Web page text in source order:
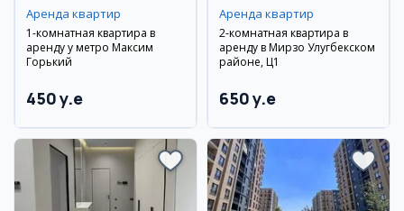
Аренда квартир
1-комнатная квартира в
аренду у метро Максим
Горький
450 y.e
Аренда квартир
2-комнатная квартира в
аренду в Мирзо Улугбекском
районе, Ц1
650 y.e